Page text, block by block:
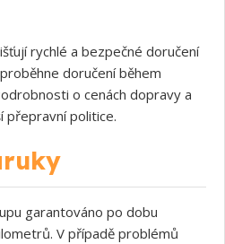
rychlé a bezpečné doručení
doručení během
o cenách dopravy a
přepravní politice.
garantováno po dobu
V případě problémů